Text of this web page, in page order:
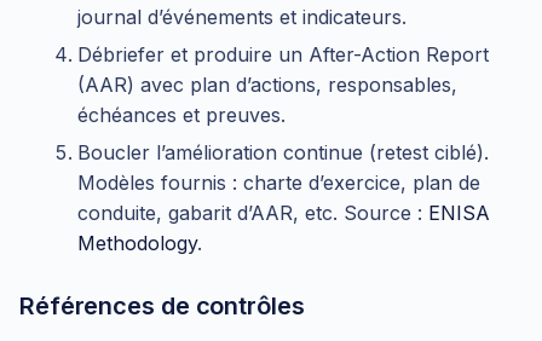
journal d’événements et indicateurs.
Débriefer et produire un After-Action Report
(AAR) avec plan d’actions, responsables,
échéances et preuves.
Boucler l’amélioration continue (retest ciblé).
Modèles fournis : charte d’exercice, plan de
conduite, gabarit d’AAR, etc. Source : ENISA
Methodology.
Références de contrôles